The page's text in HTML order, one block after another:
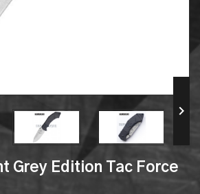

Grey Edition Tac Force